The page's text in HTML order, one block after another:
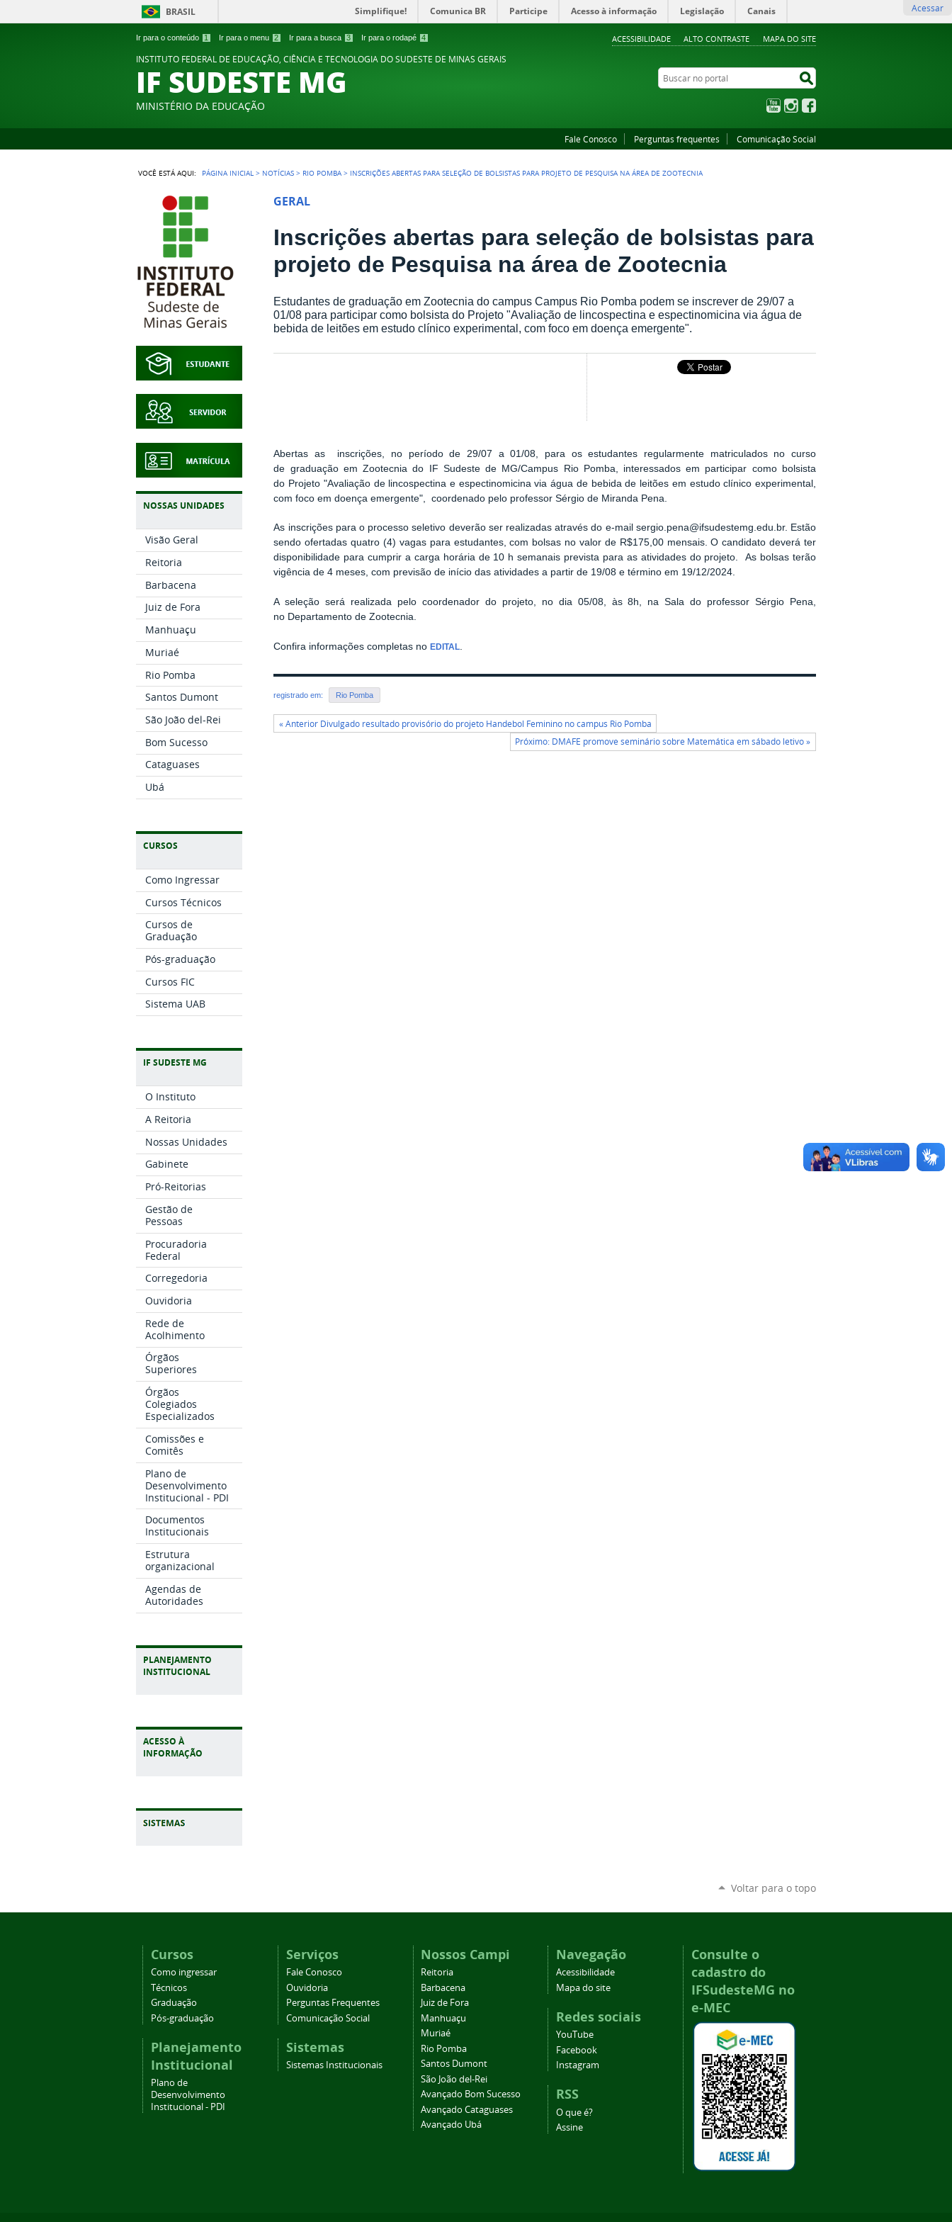
Ir para o conteúdo 1 Ir para o menu 2 Ir para a busca 3 Ir para o rodapé 4 ACESSIBILIDADE ALTO CONTRASTE MAPA DO SITE
BRASIL Simplifique! Comunica BR Participe Acesso à informação Legislação Canais Acessar
INSTITUTO FEDERAL DE EDUCAÇÃO, CIÊNCIA E TECNOLOGIA DO SUDESTE DE MINAS GERAIS
IF SUDESTE MG
MINISTÉRIO DA EDUCAÇÃO
Buscar no portal
YouTubeInstagram
Fale Conosco Perguntas frequentes Comunicação Social
VOCÊ ESTÁ AQUI: PÁGINA INICIAL > NOTÍCIAS > RIO POMBA > INSCRIÇÕES ABERTAS PARA SELEÇÃO DE BOLSISTAS PARA PROJETO DE PESQUISA NA ÁREA DE ZOOTECNIA
NOSSAS UNIDADES
Visão Geral
Reitoria
Barbacena
Juiz de Fora
Manhuaçu
Muriaé
Rio Pomba
Santos Dumont
São João del-Rei
Bom Sucesso
Cataguases
Ubá
CURSOS
Como Ingressar
Cursos Técnicos
Cursos de
Graduação
Pós-graduação
Cursos FIC
Sistema UAB
IF SUDESTE MG
O Instituto
A Reitoria
Nossas Unidades
Gabinete
Pró-Reitorias
Gestão de
Pessoas
Procuradoria
Federal
Corregedoria
Ouvidoria
Rede de
Acolhimento
Órgãos
Superiores
Órgãos
Colegiados
Especializados
Comissões e
Comitês
Plano de
Desenvolvimento
Institucional - PDI
Documentos
Institucionais
Estrutura
organizacional
Agendas de
Autoridades
PLANEJAMENTO
INSTITUCIONAL
ACESSO À
INFORMAÇÃO
GERAL
Inscrições abertas para seleção de bolsistas para
projeto de Pesquisa na área de Zootecnia
Estudantes de graduação em Zootecnia do campus Campus Rio Pomba podem se inscrever de 29/07 a
01/08 para participar como bolsista do Projeto "Avaliação de lincospectina e espectinomicina via água de
bebida de leitões em estudo clínico experimental, com foco em doença emergente".
Abertas as inscrições, no período de 29/07 a 01/08, para os estudantes regularmente matriculados no curso
de graduação em Zootecnia do IF Sudeste de MG/Campus Rio Pomba, interessados em participar como bolsista
do Projeto "Avaliação de lincospectina e espectinomicina via água de bebida de leitões em estudo clínico experimental,
com foco em doença emergente", coordenado pelo professor Sérgio de Miranda Pena.
As inscrições para o processo seletivo deverão ser realizadas através do e-mail sergio.pena@ifsudestemg.edu.br. Estão
sendo ofertadas quatro (4) vagas para estudantes, com bolsas no valor de R$175,00 mensais. O candidato deverá ter
disponibilidade para cumprir a carga horária de 10 h semanais prevista para as atividades do projeto. As bolsas terão
vigência de 4 meses, com previsão de início das atividades a partir de 19/08 e término em 19/12/2024.
A seleção será realizada pelo coordenador do projeto, no dia 05/08, às 8h, na Sala do professor Sérgio Pena,
no Departamento de Zootecnia.
Confira informações completas noEDITAL
registrado em: Rio Pomba
« Anterior Divulgado resultado provisório do projeto Handebol Feminino no campus Rio Pomba
Próximo: DMAFE promove seminário sobre Matemática em sábado letivo »
Voltar para o topo
Cursos
Como ingressar
Técnicos
Graduação
Pós-graduação
Planejamento
Institucional
Plano de
Desenvolvimento
Institucional - PDI
Serviços
Fale Conosco
Ouvidoria
Perguntas Frequentes
Comunicação Social
Sistemas
Sistemas Institucionais
Nossos Campi
Reitoria
Barbacena
Juiz de Fora
Manhuaçu
Muriaé
Rio Pomba
Santos Dumont
São João del-Rei
Avançado Bom Sucesso
Avançado Cataguases
Avançado Ubá
Navegação
Acessibilidade
Mapa do site
Redes sociais
YouTube
Facebook
Instagram
RSS
O que é?
Assine
Consulte o
cadastro do
IFSudesteMG no
e-MEC